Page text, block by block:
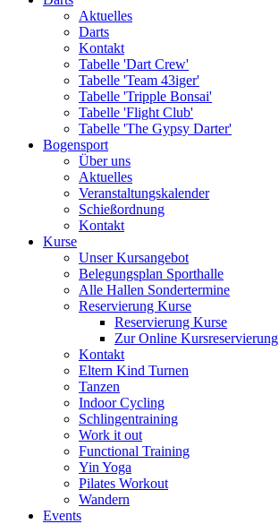
Aktuelles
Darts
Kontakt
Tabelle 'Dart Crew'
Tabelle 'Team 43iger'
Tabelle 'Tripple Bonsai'
Tabelle 'Flight Club'
Tabelle 'The Gypsy Darter'
Bogensport
Über uns
Aktuelles
Veranstaltungskalender
Schießordnung
Kontakt
Kurse
Unser Kursangebot
Belegungsplan Sporthalle
Alle Hallen Sondertermine
Reservierung Kurse
Reservierung Kurse
Zur Online Kursreservierung
Kontakt
Eltern Kind Turnen
Tanzen
Indoor Cycling
Schlingentraining
Work it out
Functional Training
Yin Yoga
Pilates Workout
Wandern
Events